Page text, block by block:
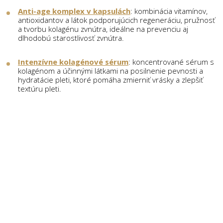
Anti-age komplex v kapsulách: kombinácia vitamínov,
antioxidantov a látok podporujúcich regeneráciu, pružnosť
a tvorbu kolagénu zvnútra, ideálne na prevenciu aj
dlhodobú starostlivosť zvnútra.
Intenzívne kolagénové sérum: koncentrované sérum s
kolagénom a účinnými látkami na posilnenie pevnosti a
hydratácie pleti, ktoré pomáha zmierniť vrásky a zlepšiť
textúru pleti.